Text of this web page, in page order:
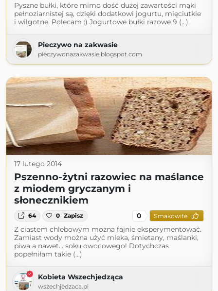
Pyszne bułki, które mimo dość dużej zawartości mąki
pełnoziarnistej są, dzięki dodatkowi jogurtu, mięciutkie
i wilgotne. Polecam :) Jogurtowe bułki razowe 9 (...)
Pieczywo na zakwasie
pieczywonazakwasie.blogspot.com
17 lutego 2014
Pszenno-żytni razowiec na maślance
z miodem gryczanym i
słonecznikiem
64 0 Zapisz 0 Smakowite
Z ciastem chlebowym można fajnie eksperymentować.
Zamiast wody można użyć mleka, śmietany, maślanki,
piwa a nawet… soku owocowego! Dotychczas
popełniłam takie (...)
Kobieta Wszechjedząca
wszechjedzaca.pl